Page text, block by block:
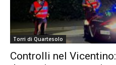
Torri di Quartesolo
Controlli nel